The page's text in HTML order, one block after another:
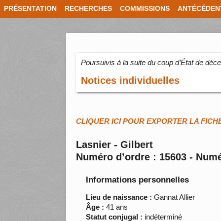
PRÉSENTATION RECHERCHES COMMISSIONS
Poursuivis à la suite du coup d’État de
Notices individuelles
CLIQUER ICI POUR EXPORTER LA
Lasnier - Gilbert
Numéro d’ordre : 15603 -
Informations personnelles
Lieu de naissance : Gannat Allier
Âge : 41 ans
Statut conjugal : indéterminé